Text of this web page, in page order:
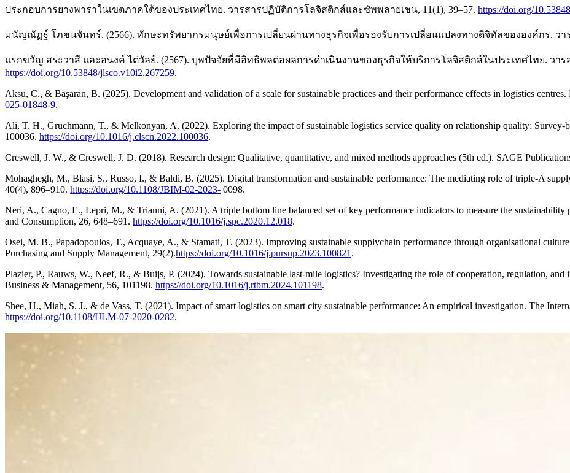
ประกอบการยางพาราในเขตภาคใต้ของประเทศไทย. วารสารปฏิบัติการโลจิสติกส์และซัพพลายเชน, 11(1), 39–57. https://doi.org/
มนัญณัฏฐ์ โภชนจันทร์. (2566). ทักษะทรัพยากรมนุษย์เพื่อการเปลี่ยนผ่านทางธุรกิจเพื่อรองรับการเปลี่ยนแปลงทางดิจิทัลขององค์กร. วา
แรกขวัญ สระวาสี และอนงค์ ไต่วัลย์. (2567). บุพปัจจัยที่มีอิทธิพลต่อผลการดำเนินงานของธุรกิจให้บริการโลจิสติกส์ในประเทศไทย. วาร
https://doi.org/10.53848/jlsco.v10i2.267259.
Aksu, C., & Başaran, B. (2025). Development and validation of a scale for sustainable practices and their performance effects in logistics
025-01848-9.
Ali, T. H., Gruchmann, T., & Melkonyan, A. (2022). Exploring the impact of sustainable logistics service quality on relationship quality: Survey-
100036. https://doi.org/10.1016/j.clscn.2022.100036.
Creswell, J. W., & Creswell, J. D. (2018). Research design: Qualitative, quantitative, and mixed methods approaches (5th ed.). SAGE
Mohaghegh, M., Blasi, S., Russo, I., & Baldi, B. (2025). Digital transformation and sustainable performance: The mediating role of triple-A
40(4), 896–910. https://doi.org/10.1108/JBIM-02-2023- 0098.
Neri, A., Cagno, E., Lepri, M., & Trianni, A. (2021). A triple bottom line balanced set of key performance indicators to measure the sustainability
and Consumption, 26, 648–691. https://doi.org/10.1016/j.spc.2020.12.018.
Osei, M. B., Papadopoulos, T., Acquaye, A., & Stamati, T. (2023). Improving sustainable supplychain performance through organisational
Purchasing and Supply Management, 29(2).https://doi.org/10.1016/j.pursup.2023.100821 .
Plazier, P., Rauws, W., Neef, R., & Buijs, P. (2024). Towards sustainable last-mile logistics? Investigating the role of cooperation, regulation,
Business & Management, 56, 101198. https://doi.org/10.1016/j.rtbm.2024.101198.
Shee, H., Miah, S. J., & de Vass, T. (2021). Impact of smart logistics on smart city sustainable performance: An empirical investigation. The
https://doi.org/10.1108/IJLM-07-2020-0282.